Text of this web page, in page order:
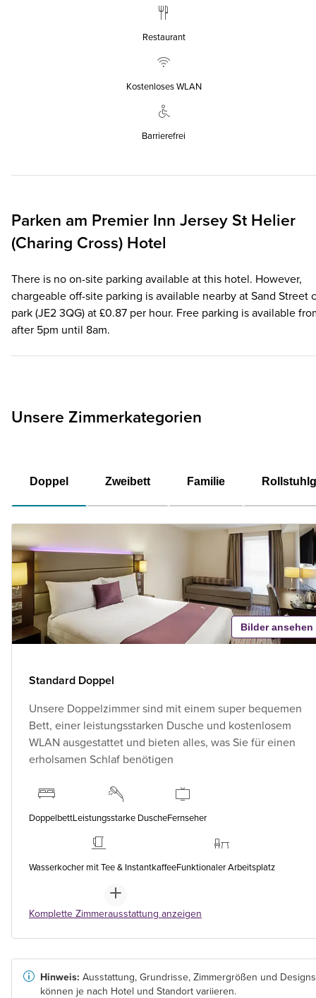
Restaurant
Kostenloses WLAN
Barrierefrei
Parken am Premier Inn Jersey St Helier
(Charing Cross) Hotel
There is no on-site parking available at this hotel. However,
chargeable off-site parking is available nearby at Sand Street
park (JE2 3QG) at £0.87 per hour. Free parking is available
after 5pm until 8am.
Unsere Zimmerkategorien
Doppel Zweibett Familie
Bilder ansehen
Standard Doppel
Unsere Doppelzimmer sind mit einem super bequemen
Bett, einer leistungsstarken Dusche und kostenlosem
WLAN ausgestattet und bieten alles, was Sie für einen
erholsamen Schlaf benötigen
DoppelbettLeistungsstarke DuscheFernseher
Wasserkocher mit Tee & InstantkaffeeFunktionaler Arbeitsplatz
Komplette Zimmerausstattung anzeigen
Hinweis: Ausstattung, Grundrisse, Zimmergrößen und Designs
können je nach Hotel und Standort variieren.